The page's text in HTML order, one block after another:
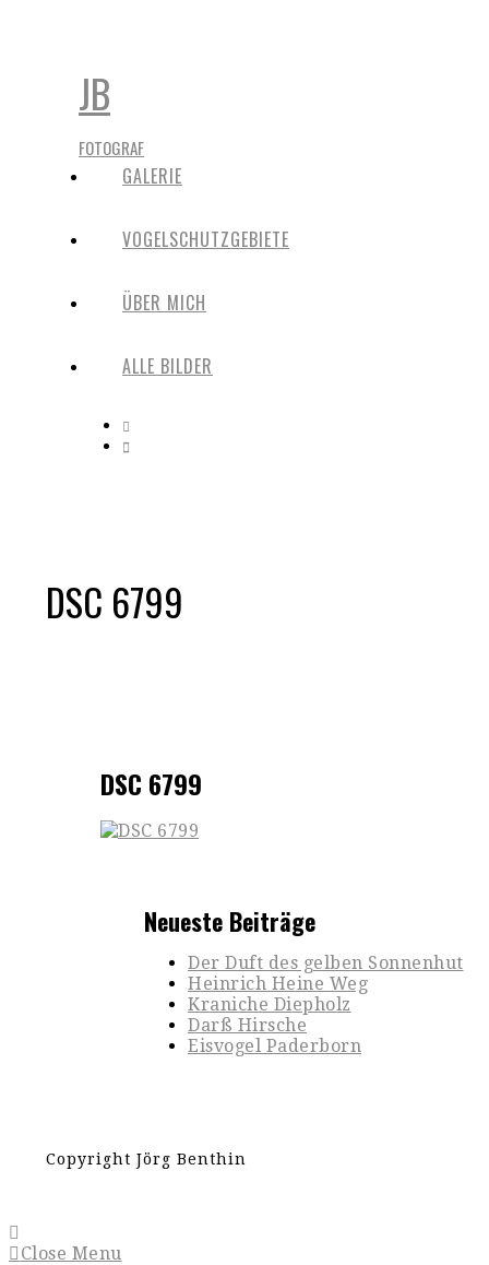
JB
FOTOGRAF
GALERIE
VOGELSCHUTZGEBIETE
ÜBER MICH
ALLE BILDER
DSC 6799
DSC 6799
Neueste Beiträge
Der Duft des gelben Sonnenhut
Heinrich Heine Weg
Kraniche Diepholz
Darß Hirsche
Eisvogel Paderborn
Copyright Jörg Benthin
Close Menu